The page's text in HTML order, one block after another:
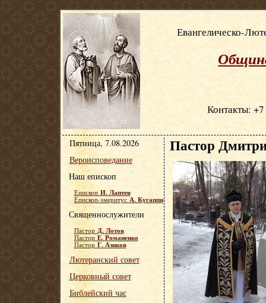
Евангелическо-
Контакты: +7
Пастор
Пятница, 7.08.2026
Вероисповедание
Наш епископ
Епископ И. Лаптев
Епископ-эмеритус А. Кугаппи
Священнослужители
Пастор Д. Лотов
Пастор Е. Романенко
Пастор Г. Азиков
Лютеранский совет
Церковный совет
Библейский час